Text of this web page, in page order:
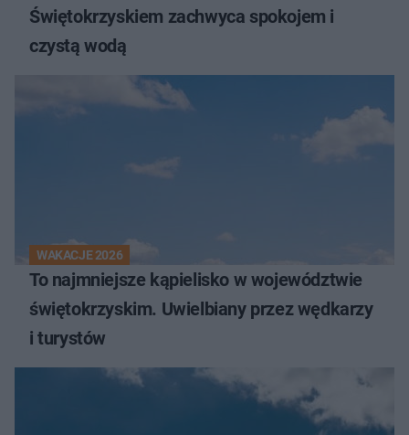
Świętokrzyskiem zachwyca spokojem i
czystą wodą
WAKACJE 2026
To najmniejsze kąpielisko w województwie
świętokrzyskim. Uwielbiany przez wędkarzy
i turystów